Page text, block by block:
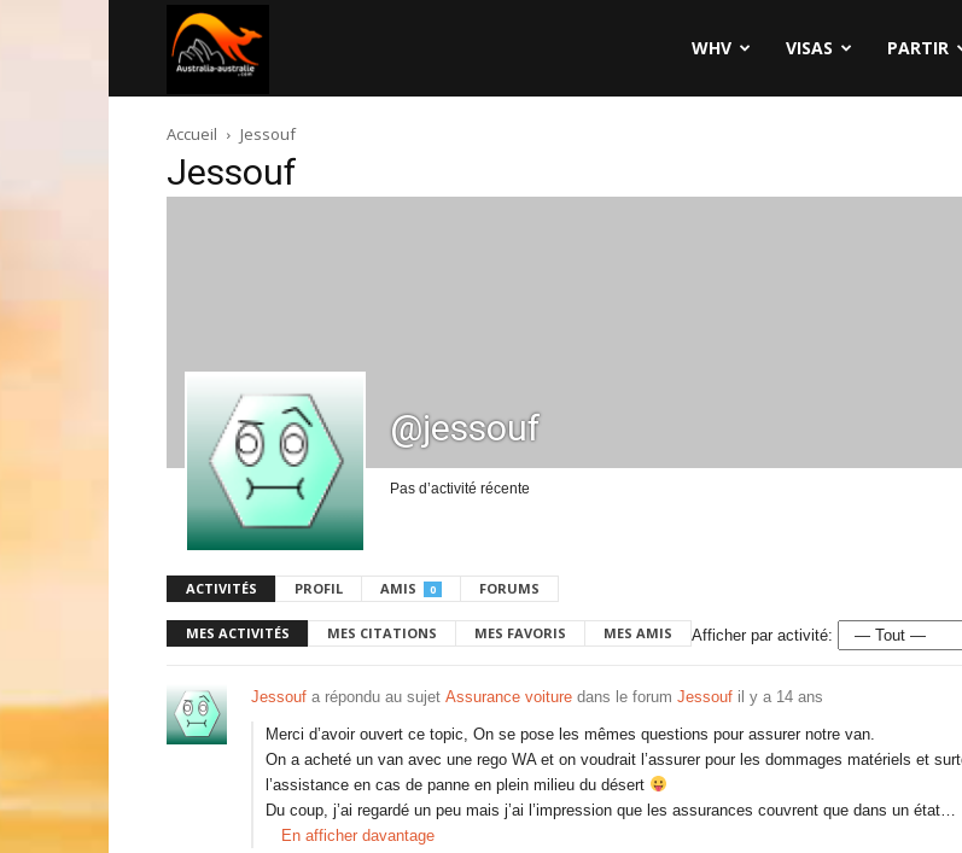
australie.com
WHV VISAS PARTIR
Accueil Jessouf
Jessouf
@jessouf
Pas d’activité récente
ACTIVITÉS PROFIL AMIS 0 FORUMS
MES ACTIVITÉS MES CITATIONS MES FAVORIS MES AMIS Afficher par activité:
Jessouf a répondu au sujet Assurance voiture dans le forum Jessouf il y a 14 ans
Merci d’avoir ouvert ce topic, On se pose les mêmes questions pour assurer notre van.
On a acheté un van avec une rego WA et on voudrait l’assurer pour les dommages matériels et
l’assistance en cas de panne en plein milieu du désert
Du coup, j’ai regardé un peu mais j’ai l’impression que les assurances couvrent que dans un état…
En afficher davantage